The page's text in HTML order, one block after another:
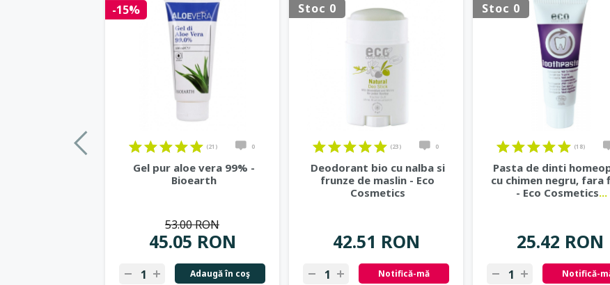
-15%
(21) 0
Gel pur aloe vera 99% -
Bioearth
45.05 RON
53.00 RON
Adaugă în coş
Stoc 0
(23) 0
Deodorant bio cu nalba si
frunze de maslin - Eco
Cosmetics
42.51 RON
Notifică-mă
Stoc 0
(18)
Pasta de dinti
cu chimen negru, fara
- Eco Cosmetics...
25.42 RON
Notifică-